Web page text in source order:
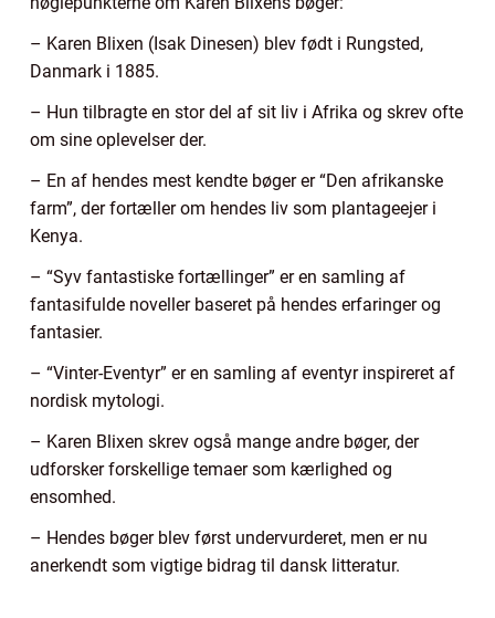
– Karen Blixen (Isak Dinesen) blev født i Rungsted,
Danmark i 1885.
– Hun tilbragte en stor del af sit liv i Afrika og skrev ofte
om sine oplevelser der.
– En af hendes mest kendte bøger er “Den afrikanske
farm”, der fortæller om hendes liv som plantageejer i
Kenya.
– “Syv fantastiske fortællinger” er en samling af
fantasifulde noveller baseret på hendes erfaringer og
fantasier.
– “Vinter-Eventyr” er en samling af eventyr inspireret af
nordisk mytologi.
– Karen Blixen skrev også mange andre bøger, der
udforsker forskellige temaer som kærlighed og
ensomhed.
– Hendes bøger blev først undervurderet, men er nu
anerkendt som vigtige bidrag til dansk litteratur.